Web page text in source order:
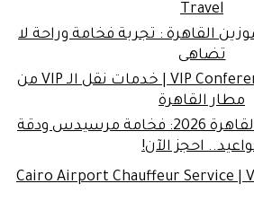
Travel
القاهرة : تجربة فخامة وراحة لا
تضاهى
VIP Conference Transportation | خدمات نقل الـ VIP من
مطار القاهرة
احجز ليموزين مطار القاهرة 2026: فخامة مرسيدس ودقة
احجز الآن!
Cairo Airport Chauffeur Service |